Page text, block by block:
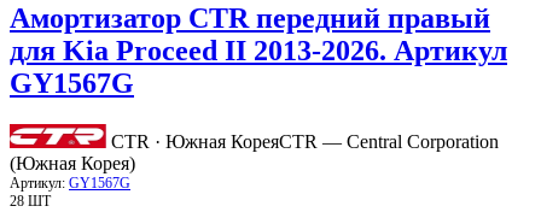
Амортизатор CTR передний правый
для Kia Proceed II 2013-2026. Артикул
GY1567G
CTR · Южная КореяCTR — Central Corporation
(Южная Корея)
Артикул: GY1567G
28 ШТ